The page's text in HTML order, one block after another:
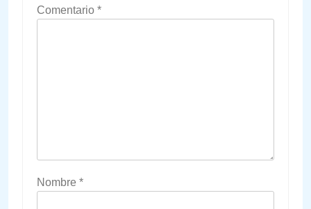
Comentario *
Nombre *